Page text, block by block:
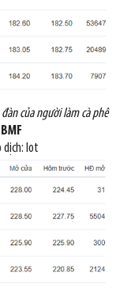
đàn của người làm cà phê
dịch: lot